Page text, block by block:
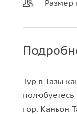
Размер
Тур в Тазы
гор. Каньон